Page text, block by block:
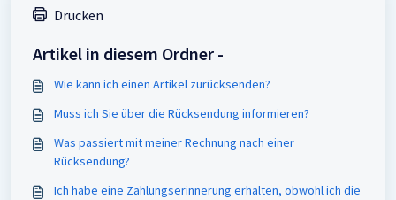
Drucken
Artikel in diesem Ordner -
Wie kann ich einen Artikel zurücksenden?
Muss ich Sie über die Rücksendung informieren?
Was passiert mit meiner Rechnung nach einer
Rücksendung?
Ich habe eine Zahlungserinnerung erhalten, obwohl ich die